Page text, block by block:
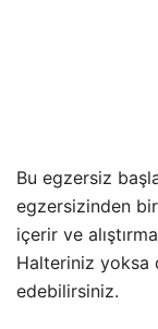
Bu egzersiz
egzersizinden
içerir ve
Halteriniz yoksa
edebilirsiniz.